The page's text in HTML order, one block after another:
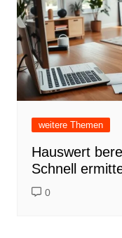
weitere Themen
Hauswert
Schnell
0